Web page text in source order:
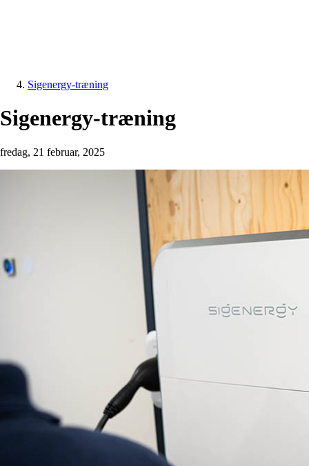
Sigenergy-træning
Sigenergy-træning
fredag, 21 februar, 2025